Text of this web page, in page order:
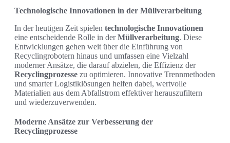
Technologische Innovationen in der Müllverarbeitung
In der heutigen Zeit spielen technologische Innovationen
eine entscheidende Rolle in derMüllverarbeitung. Diese
Entwicklungen gehen weit über die Einführung von
Recyclingrobotern hinaus und umfassen eine Vielzahl
moderner Ansätze, die darauf abzielen, die Effizienz der
Recyclingprozesse zu optimieren. Innovative Trennmethoden
und smarter Logistiklösungen helfen dabei, wertvolle
Materialien aus dem Abfallstrom effektiver herauszufiltern
und wiederzuverwenden.
Moderne Ansätze zur Verbesserung der
Recyclingprozesse